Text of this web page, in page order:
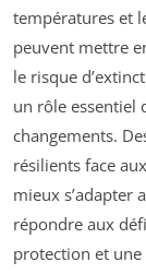
températures et
peuvent mettre
le risque
un rôle essentiel
changements.
résilients face
mieux s’adapter
répondre aux
protection et